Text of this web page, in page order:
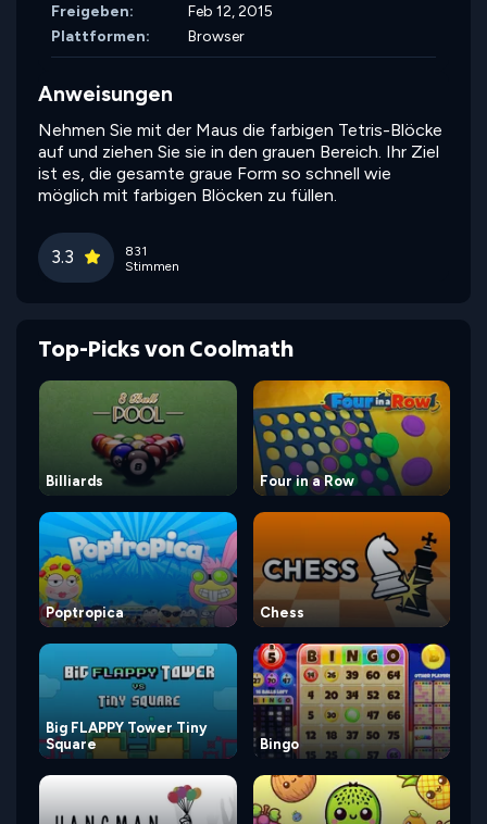
Freigeben:
Feb 12, 2015
Plattformen:
Browser
Anweisungen
Nehmen Sie mit der Maus die farbigen Tetris-Blöcke
auf und ziehen Sie sie in den grauen Bereich. Ihr Ziel
ist es, die gesamte graue Form so schnell wie
möglich mit farbigen Blöcken zu füllen.
3.3
831
Stimmen
Top-Picks von Coolmath
Billiards Four in a Row
Poptropica Chess
Big FLAPPY Tower Tiny
Square
Bingo